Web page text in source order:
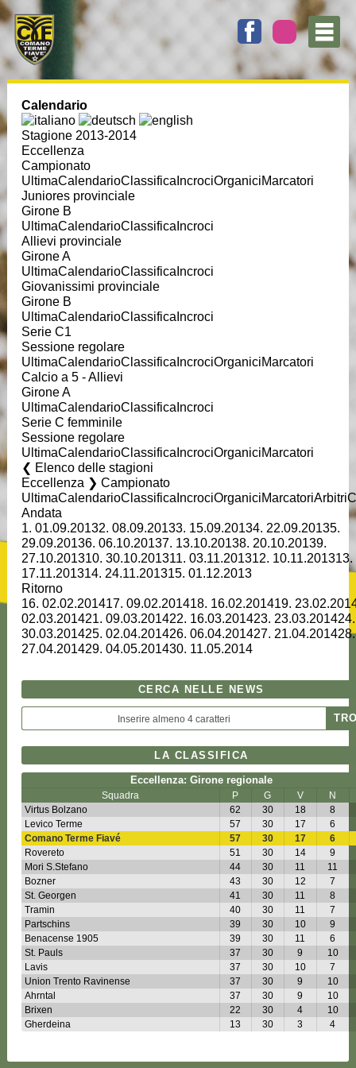
Calendario
Stagione 2013-2014
Eccellenza
Campionato
UltimaCalendarioClassifica IncrociOrganiciMarcatori
Juniores provinciale
Girone B
UltimaCalendarioClassifica Incroci
Allievi provinciale
Girone A
UltimaCalendarioClassifica Incroci
Giovanissimi provinciale
Girone B
UltimaCalendarioClassifica Incroci
Serie C1
Sessione regolare
UltimaCalendarioClassifica IncrociOrganiciMarcatori
Calcio a 5 - Allievi
Girone A
UltimaCalendarioClassifica Incroci
Serie C femminile
Sessione regolare
UltimaCalendarioClassifica IncrociOrganiciMarcatori
Elenco delle stagioni
Eccellenza ❯ Campionato
UltimaCalendarioClassifica IncrociOrganiciMarcatoriArbitri
Andata
1. 01.09.20132. 08.09.20133. 15.09.20134. 22.09.20135.
29.09.20136. 06.10.20137. 13.10.20138. 20.10.20139.
27.10.201310. 30.10.201311. 03.11.201312. 10.11.201313.
17.11.201314. 24.11.201315. 01.12.2013
Ritorno
16. 02.02.201417. 09.02.201418. 16.02.201419.
02.03.201421. 09.03.201422. 16.03.201423. 23.03.201424.
30.03.201425. 02.04.201426. 06.04.201427. 21.04.201428.
27.04.201429. 04.05.201430. 11.05.2014
CERCA NELLE NEWS
LA CLASSIFICA
Eccellenza: Girone regionale
Squadra P G V
N
Virtus Bolzano
62 30 18
8
Levico Terme
57 30 17
6
Comano Terme Fiavé
57 30 17
6
Rovereto
51 30 14
9
Mori S.Stefano
44 30 11
11
Bozner
43 30 12
7
St. Georgen
41 30 11
8
Tramin
40 30 11
7
Partschins
39 30 10
9
Benacense 1905
39 30 11
6
St. Pauls
37 30 9
10
Lavis
37 30 10
7
Union Trento Ravinense
37 30 9
10
Ahrntal
37 30 9
10
Brixen
22 30 4
10
Gherdeina
13 30 3 4